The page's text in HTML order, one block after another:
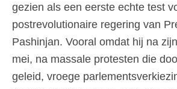
gezien als een eerste echte test
postrevolutionaire regering van
Pashinjan. Vooral omdat hij na
mei, na massale protesten die
geleid, vroege